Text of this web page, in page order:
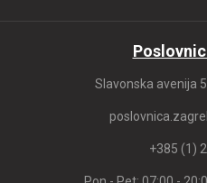
Slavonska avenija
+385 (1)